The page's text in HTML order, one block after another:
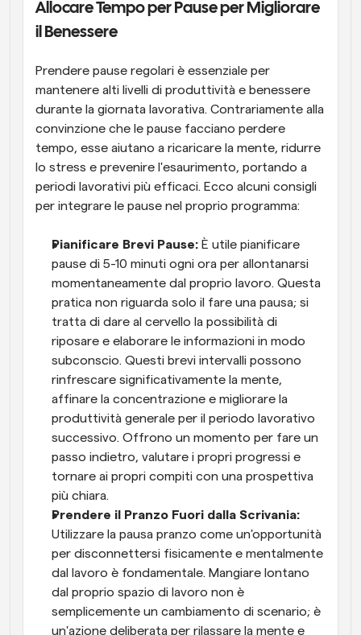
Allocare Tempo per Pause per Migliorare
il Benessere
Prendere pause regolari è essenziale per
mantenere alti livelli di produttività e benessere
durante la giornata lavorativa. Contrariamente alla
convinzione che le pause facciano perdere
tempo, esse aiutano a ricaricare la mente, ridurre
lo stress e prevenire l'esaurimento, portando a
periodi lavorativi più efficaci. Ecco alcuni consigli
per integrare le pause nel proprio programma:
Pianificare Brevi Pause: È utile pianificare
pause di 5-10 minuti ogni ora per allontanarsi
momentaneamente dal proprio lavoro. Questa
pratica non riguarda solo il fare una pausa; si
tratta di dare al cervello la possibilità di
riposare e elaborare le informazioni in modo
subconscio. Questi brevi intervalli possono
rinfrescare significativamente la mente,
affinare la concentrazione e migliorare la
produttività generale per il periodo lavorativo
successivo. Offrono un momento per fare un
passo indietro, valutare i propri progressi e
tornare ai propri compiti con una prospettiva
più chiara.
Prendere il Pranzo Fuori dalla Scrivania:
Utilizzare la pausa pranzo come un'opportunità
per disconnettersi fisicamente e mentalmente
dal lavoro è fondamentale. Mangiare lontano
dal proprio spazio di lavoro non è
semplicemente un cambiamento di scenario; è
un'azione deliberata per rilassare la mente e